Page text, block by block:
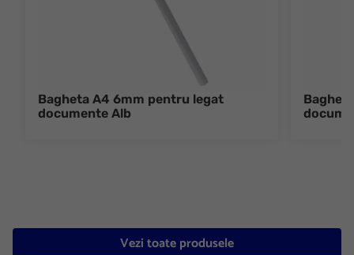
Bagheta A4 6mm pentru legat
documente Alb
Vezi toate produsele